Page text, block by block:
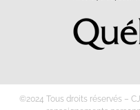
©2024 Tous droits réservés –